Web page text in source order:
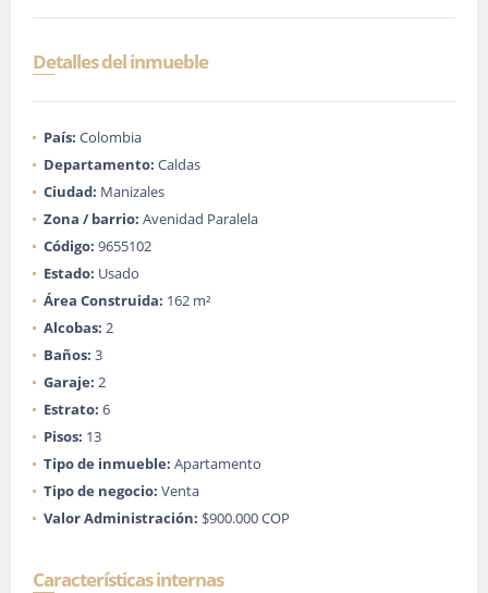
Detalles del inmueble
País: Colombia
Departamento: Caldas
Ciudad: Manizales
Zona / barrio: Avenidad Paralela
Código: 9655102
Estado: Usado
Área Construida: 162 m²
Alcobas: 2
Baños: 3
Garaje: 2
Estrato: 6
Pisos: 13
Tipo de inmueble: Apartamento
Tipo de negocio: Venta
Valor Administración: $900.000 COP
Características internas